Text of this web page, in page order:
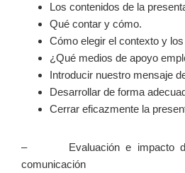
Los contenidos de la
Qué contar y cómo.
Cómo elegir el contexto y
¿Qué medios de apoyo
Introducir nuestro mensaje
Desarrollar de forma
Cerrar eficazmente la
– Evaluación e impacto de
comunicación